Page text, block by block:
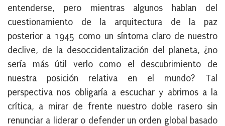
entenderse, pero mientras algunos hablan del
cuestionamiento de la arquitectura de la paz
posterior a 1945 como un síntoma claro de nuestro
declive, de la desoccidentalización del planeta, ¿no
sería más útil verlo como el descubrimiento de
nuestra posición relativa en el mundo? Tal
perspectiva nos obligaría a escuchar y abrirnos a la
crítica, a mirar de frente nuestro doble rasero sin
renunciar a liderar o defender un orden global basado